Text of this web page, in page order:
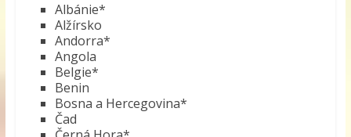
Albánie*
Alžírsko
Andorra*
Angola
Belgie*
Benin
Bosna a Hercegovina*
Čad